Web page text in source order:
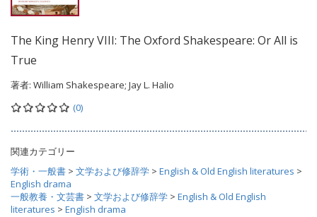
The King Henry VIII: The Oxford Shakespeare: Or All is
True
著者: William Shakespeare; Jay L. Halio
(0)
関連カテゴリー
学術・一般書 > 文学および修辞学 > English & Old English literatures >
English drama
一般教養・文芸書 > 文学および修辞学 > English & Old English
literatures > English drama